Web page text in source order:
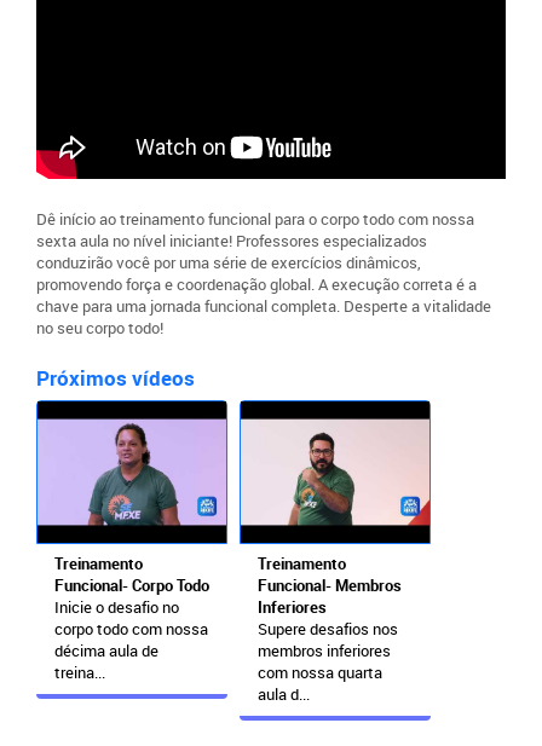
Dê início ao treinamento funcional para o corpo todo com nossa
sexta aula no nível iniciante! Professores especializados
conduzirão você por uma série de exercícios dinâmicos,
promovendo força e coordenação global. A execução correta é a
chave para uma jornada funcional completa. Desperte a vitalidade
no seu corpo todo!
Próximos vídeos
Treinamento
Funcional- Corpo Todo
Inicie o desafio no
corpo todo com nossa
décima aula de
treina...
Treinamento
Funcional- Membros
Inferiores
Supere desafios nos
membros inferiores
com nossa quarta
aula d...